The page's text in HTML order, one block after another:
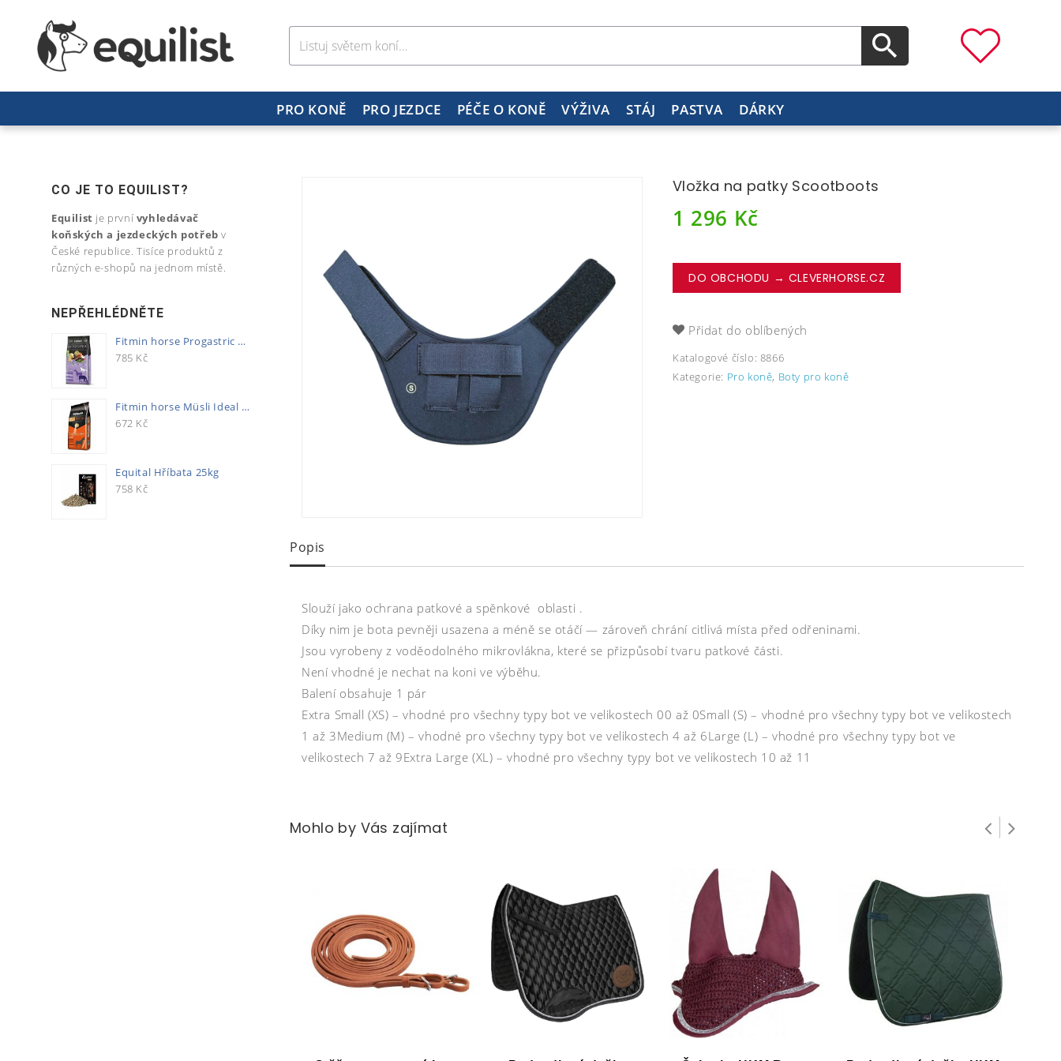
PRO KONĚ PRO JEZDCE PÉČE O KONĚ VÝŽIVA STÁJ PASTVA DÁRKY
Vložka na patky Scootboots
1 296 Kč
DO OBCHODU → CLEVERHORSE.CZ
Přidat do oblíbených
Katalogové číslo: 8866
Kategorie: Pro koně, Boty pro koně
Popis
Slouží jako ochrana patkové a spěnkové oblasti .
Díky nim je bota pevněji usazena a méně se otáčí — zároveň chrání citlivá místa před odřeninami.
Jsou vyrobeny z voděodolného mikrovlákna, které se přizpůsobí tvaru patkové části.
Není vhodné je nechat na koni ve výběhu.
Balení obsahuje 1 pár
Extra Small (XS) – vhodné pro všechny typy bot ve velikostech 00 až 0Small (S) – vhodné pro všechny typy bot ve velikostech
1 až 3Medium (M) – vhodné pro všechny typy bot ve velikostech 4 až 6Large (L) – vhodné pro všechny typy bot ve
velikostech 7 až 9Extra Large (XL) – vhodné pro všechny typy bot ve velikostech 10 až 11
Mohlo by Vás zajímat
CO JE TO EQUILIST?
Equilist je první vyhledávač
koňských a jezdeckých potřeb v
České republice. Tisíce produktů z
různých e-shopů na jednom místě.
NEPŘEHLÉDNĚTE
Fitmin horse Progastric 20kg
785 Kč
Fitmin horse Müsli Ideal 20kg
672 Kč
Equital Hříbata 25kg
758 Kč